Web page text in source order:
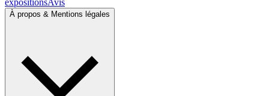
expositionsAvis
À propos & Mentions légales